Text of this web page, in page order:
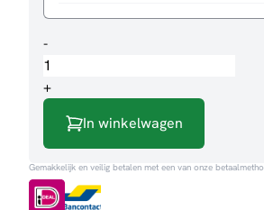
-Hoekbank
Lorenzo
aantal
+
In winkelwagen
Gemakkelijk en veilig betalen met een van onze